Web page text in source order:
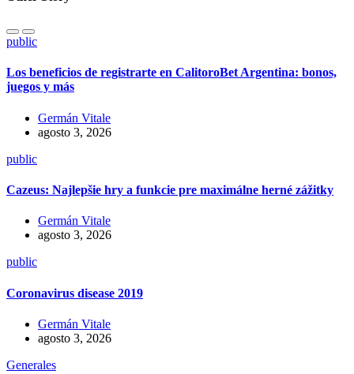
public
Los beneficios de registrarte en CalitoroBet Argentina: bonos,
juegos y más
Germán Vitale
agosto 3, 2026
public
Cazeus: Najlepšie hry a funkcie pre maximálne herné zážitky
Germán Vitale
agosto 3, 2026
public
Coronavirus disease 2019
Germán Vitale
agosto 3, 2026
Generales